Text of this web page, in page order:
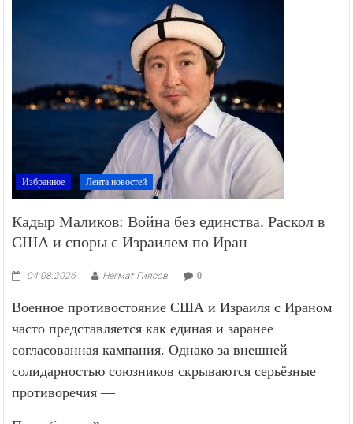
Избранное Лента новостей
Кадыр Маликов: Война без единства. Раскол в
США и споры с Израилем по Иран
04.08.2026 Негмат Гиясов 0
Военное противостояние США и Израиля с Ираном
часто представляется как единая и заранее
согласованная кампания. Однако за внешней
солидарностью союзников скрываются серьёзные
противоречия —